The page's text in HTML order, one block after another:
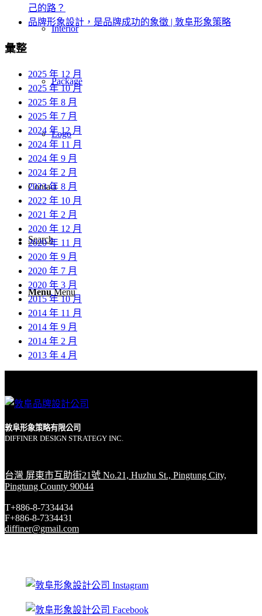
Interior
Package
Logo
Contact
Search
Menu Menu
己的路？
品牌形象設計，是品牌成功的象徵 | 敦阜形象策略
彙整
2025 年 12 月
2025 年 10 月
2025 年 8 月
2025 年 7 月
2024 年 12 月
2024 年 11 月
2024 年 9 月
2024 年 2 月
2023 年 8 月
2022 年 10 月
2021 年 2 月
2020 年 12 月
2020 年 11 月
2020 年 9 月
2020 年 7 月
2020 年 3 月
2015 年 10 月
2014 年 11 月
2014 年 9 月
2014 年 2 月
2013 年 4 月
敦阜形象策略有限公司
DIFFINER DESIGN STRATEGY INC.
台灣 屏東市互助街21號 No.21, Huzhu St., Pingtung City,
Pingtung County 90044
T+886-8-7334434
F+886-8-7334431
diffiner@gmail.com